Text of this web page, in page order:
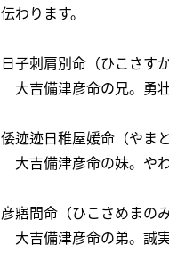
伝わります。
日子刺肩別命（ひこさす
大吉備津彦命の兄。勇
倭迹迹日稚屋媛命（やま
大吉備津彦命の妹。や
彦寤間命（ひこさめまのみ
大吉備津彦命の弟。誠